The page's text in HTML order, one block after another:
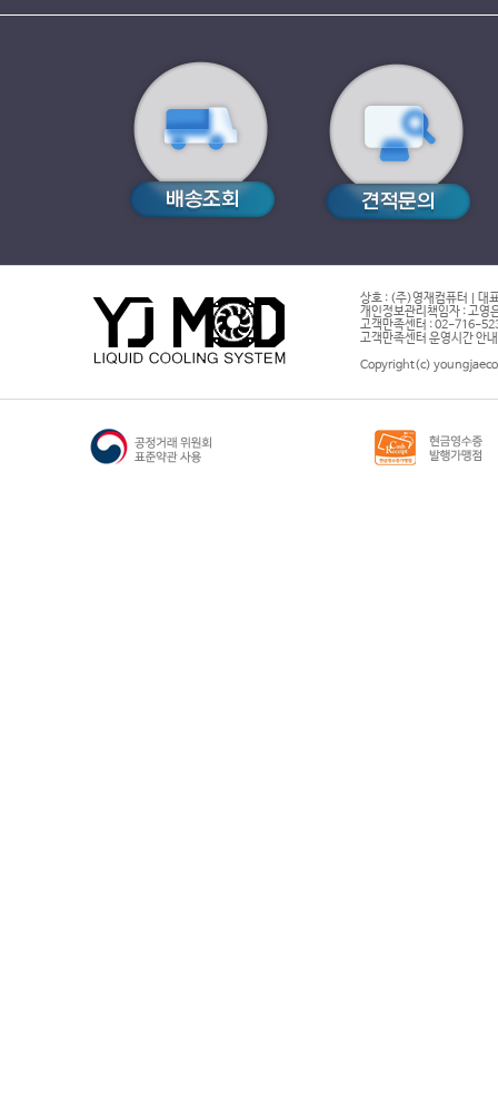
상호 : (주)영재컴퓨터 | 대
개인정보관리책임자 : 고영
고객만족센터 : 02-716-
고객만족센터 운영시간 안
Copyright(c)